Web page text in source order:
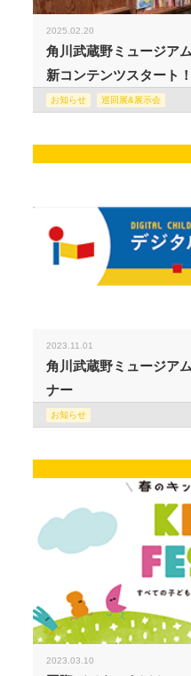
2025.02.20
角川武蔵野ミュージア
新コンテンツスタート！
お知らせ 巡回展&展示会
2023.11.01
角川武蔵野ミュージア
ナー
お知らせ
2023.03.10